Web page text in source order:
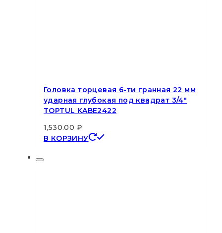
Головка торцевая 6-ти гранная 22 мм
ударная глубокая под квадрат 3/4″
TOPTUL KABE2422
1,530.00 ₽
В КОРЗИНУ